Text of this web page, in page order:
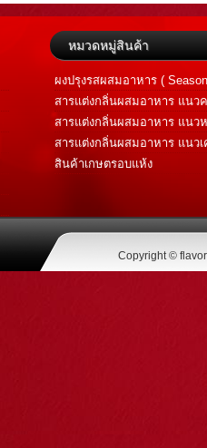
หมวดหมู่สินค้า
ผงปรุงรสผสมอาหาร (
สารแต่งกลิ่นผสมอาหาร แนว
Savory Flavor )
สารแต่งกลิ่นผสมอาหาร แนว
Sweet Flavor )
สารแต่งกลิ่นผสมอาหาร แนวเ
เทศ (Spice Flavor)
สินค้าเกษตรอบแห้ง
Copyright ©